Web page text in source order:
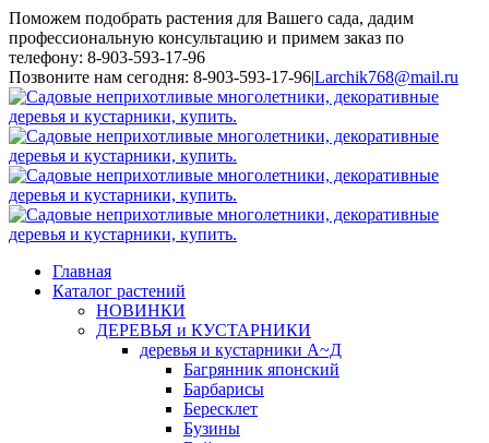
Поможем подобрать растения для Вашего сада, дадим
профессиональную консультацию и примем заказ по
телефону: 8-903-593-17-96
Toggle
SlidingBar
Area
Позвоните нам сегодня: 8-903-593-17-96|Larchik768@mail.ru
Главная
Каталог растений
НОВИНКИ
ДЕРЕВЬЯ и КУСТАРНИКИ
деревья и кустарники А~Д
Багрянник японский
Барбарисы
Бересклет
Бузины